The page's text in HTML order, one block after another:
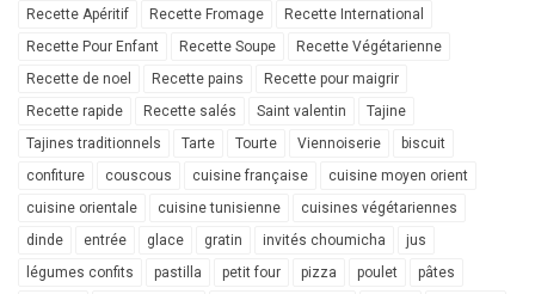
Recette Apéritif
Recette Fromage
Recette International
Recette Pour Enfant
Recette Soupe
Recette Végétarienne
Recette de noel
Recette pains
Recette pour maigrir
Recette rapide
Recette salés Saint valentin
Tajine
Tajines traditionnels
Tarte Tourte Viennoiserie
biscuit
confiture
couscous cuisine française
cuisine moyen orient
cuisine orientale
cuisine tunisienne
cuisines végétariennes
dinde
entrée glace gratin invités choumicha
jus
légumes confits
pastilla petit four pizza poulet
pâtes